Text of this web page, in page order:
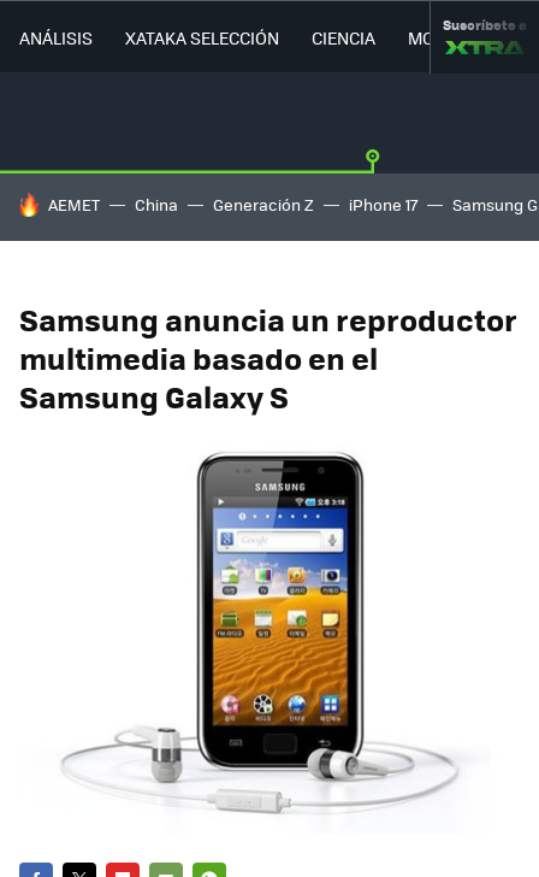
ANÁLISIS XATAKA SELECCIÓN CIENCIA MOVILIDAD
Suscríbete a
HOY SE HABLA DE
AEMET China Generación Z iPhone 17 Samsung
Samsung anuncia un reproductor
multimedia basado en el
Samsung Galaxy S